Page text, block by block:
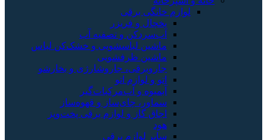
لوازم خانگی برقی
یخچال و فریزر
آب‌سردکن و تصفیه آب
ماشین لباسشویی و خشک‌کن لباس
ماشین ظرفشویی
جاروبرقی، جاروشارژی و بخارشو
اتو و لوازم اتو
آبمیوه و آب‌مرکبات‌گیر
سماور، چای‌ساز و قهوه‌ساز
اجاق گاز و لوازم برقی پخت‌وپز
هود
سایر لوازم برقی